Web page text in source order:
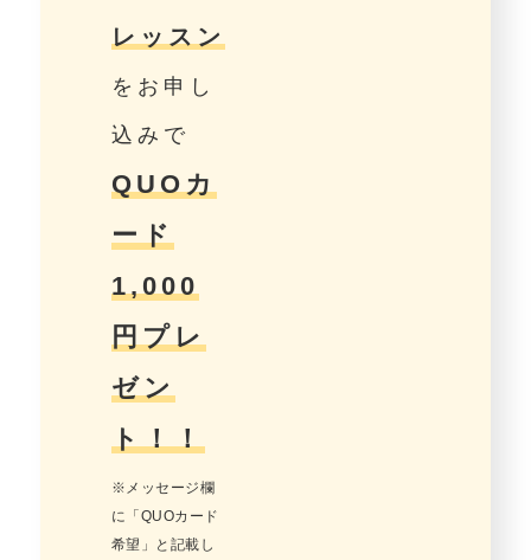
レッスン
をお申し
込みで
QUOカ
ード
1,000
円プレ
ゼン
ト！！
※メッセージ欄
に「QUOカード
希望」と記載し